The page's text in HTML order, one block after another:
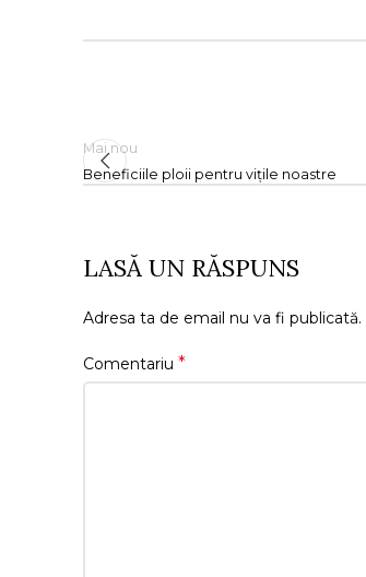
Mai nou
Beneficiile ploii pentru vițile noastre
LASĂ UN RĂSPUNS
Adresa ta de email nu va fi publicată.
Comentariu *